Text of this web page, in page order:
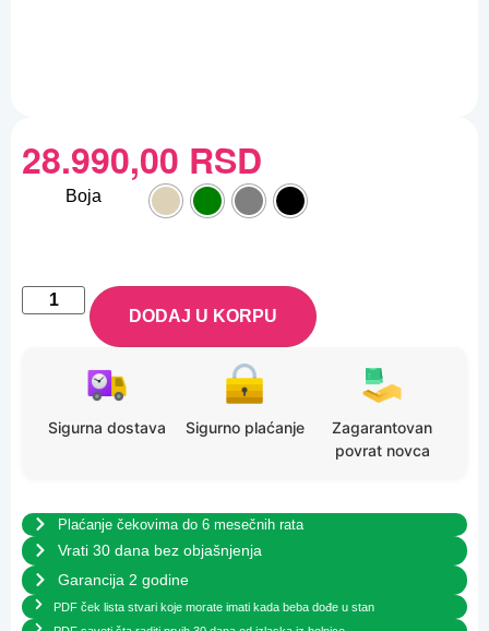
28.990,00 RSD
Boja
DODAJ U KORPU
Sigurna dostava Sigurno plaćanje
Zagarantovan
povrat novca
Plaćanje čekovima do 6 mesečnih rata
Vrati 30 dana bez objašnjenja
Garancija 2 godine
PDF ček lista stvari koje morate imati kada beba dođe u stan